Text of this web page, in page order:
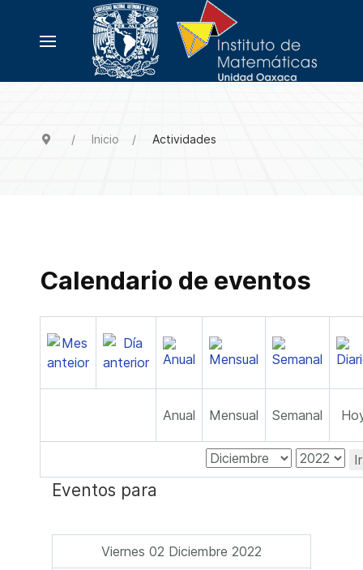
Inicio Actividades
Calendario de eventos
Anual Mensual Semanal
Eventos para
Viernes 02 Diciembre 2022